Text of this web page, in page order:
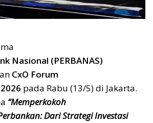
Nasional (PERBANAS)
CxO Forum
pada Rabu (13/5) di Jakarta.
“Memperkokoh
Dari Strategi Investasi